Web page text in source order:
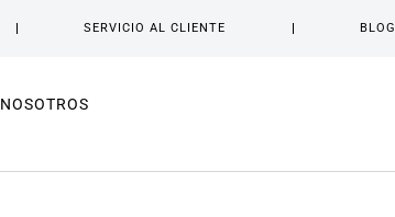
SERVICIO AL CLIENTE BLOG
NOSOTROS